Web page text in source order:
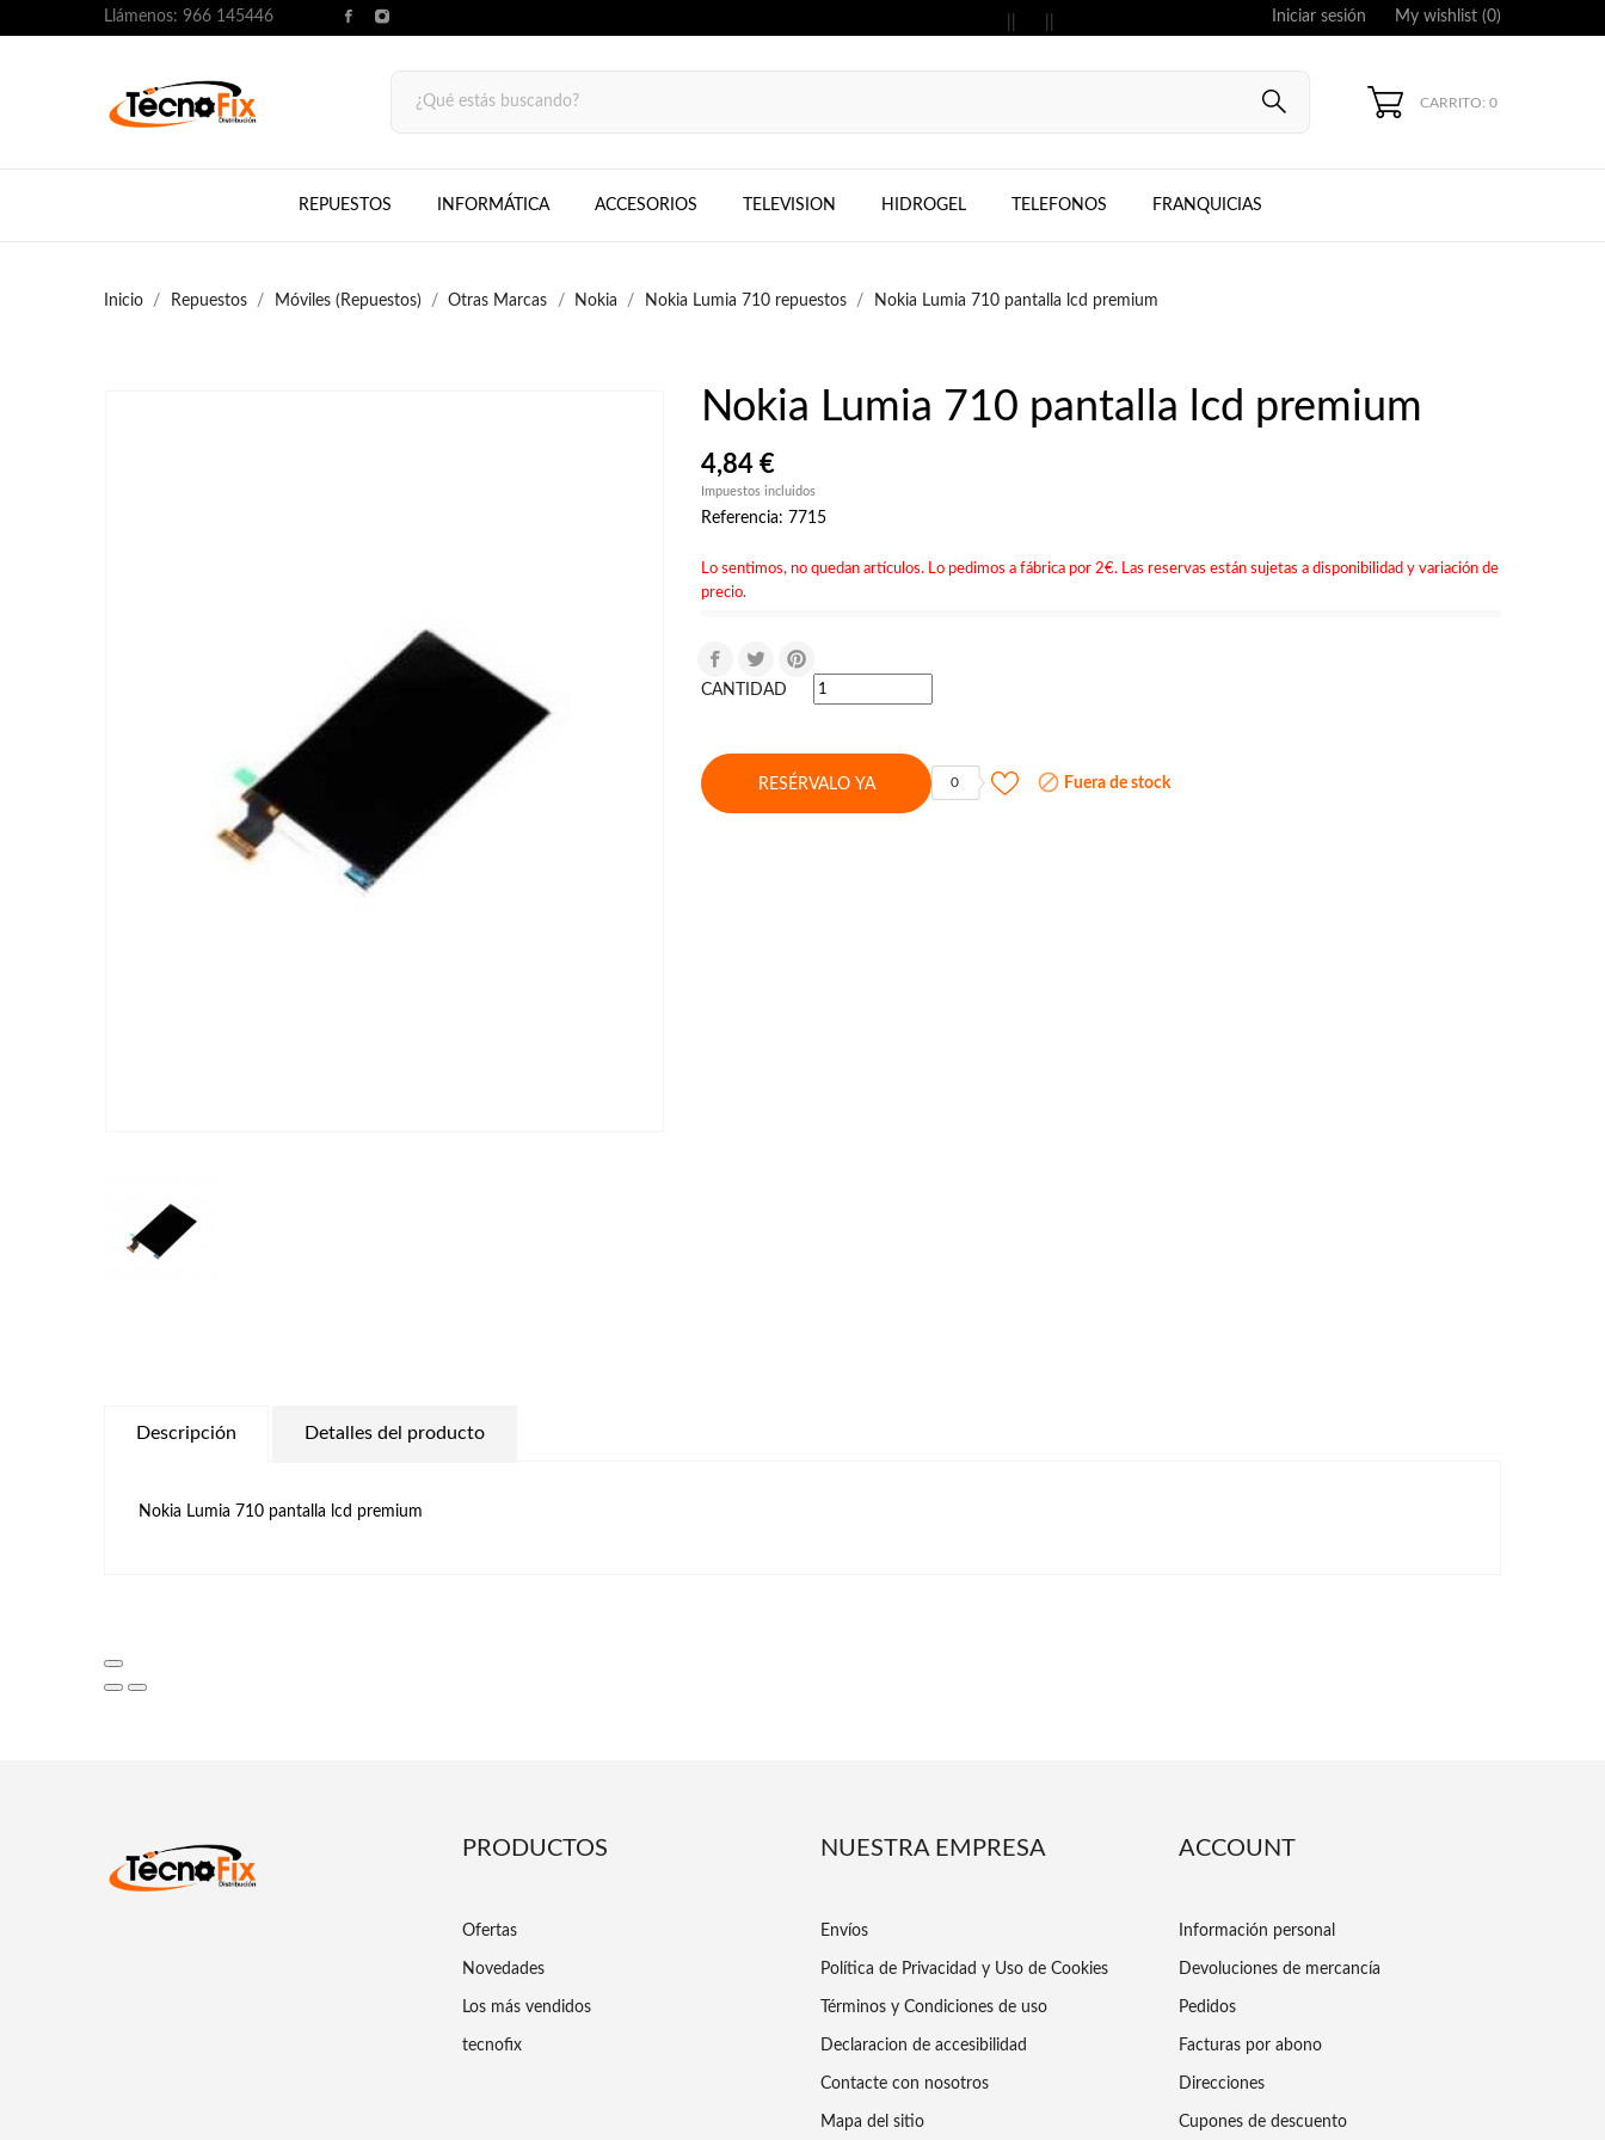
Llámenos: 966 145446 Iniciar sesión My wishlist (0)
CARRITO: 0
REPUESTOS INFORMÁTICA ACCESORIOS TELEVISION HIDROGEL TELEFONOS FRANQUICIAS
Inicio Repuestos Móviles (Repuestos) Otras Marcas Nokia Nokia Lumia 710 repuestos Nokia Lumia 710 pantalla lcd premium
Nokia Lumia 710 pantalla lcd premium
4,84 €
Impuestos incluidos
Referencia: 7715
Lo sentimos, no quedan artículos. Lo pedimos a fábrica por 2€. Las reservas están sujetas a disponibilidad y variación de
precio.
CANTIDAD
RESÉRVALO YA 0  Fuera de stock
Descripción Detalles del producto
Nokia Lumia 710 pantalla lcd premium
PRODUCTOS
Ofertas
Novedades
Los más vendidos
tecnofix
NUESTRA EMPRESA
Envíos
Política de Privacidad y Uso de Cookies
Términos y Condiciones de uso
Declaracion de accesibilidad
Contacte con nosotros
Mapa del sitio
ACCOUNT
Información personal
Devoluciones de mercancía
Pedidos
Facturas por abono
Direcciones
Cupones de descuento